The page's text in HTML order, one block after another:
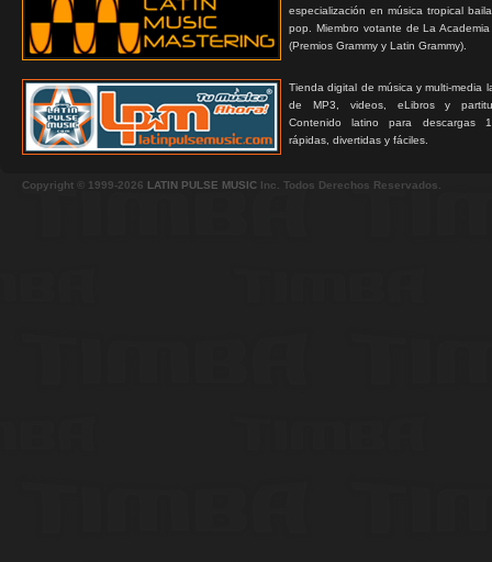
especialización en música tropical
pop. Miembro votante de La
(Premios Grammy y Latin Grammy).
Tienda digital de música y multi-media
de MP3, videos, eLibros y
Contenido latino para descargas
rápidas, divertidas y fáciles.
Copyright © 1999-2026 LATIN PULSE MUSIC Inc. Todos Derechos Reservados.